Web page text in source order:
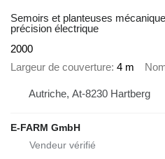
Semoirs et planteuses
précision électrique
2000
Largeur de couverture 4 m
Autriche, At-8230 Hartberg
E-FARM GmbH